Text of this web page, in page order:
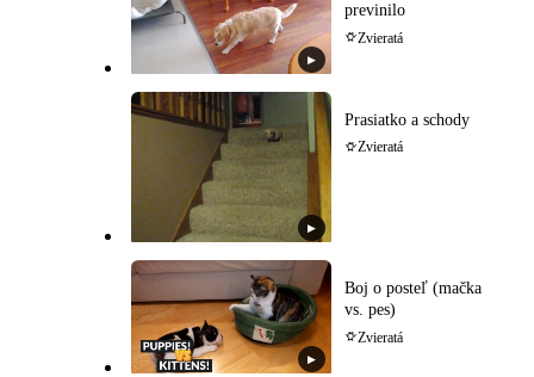
▶
previnilo
Zvieratá
▶
Prasiatko a schody
Zvieratá
▶
Boj o posteľ (mačka
vs. pes)
Zvieratá